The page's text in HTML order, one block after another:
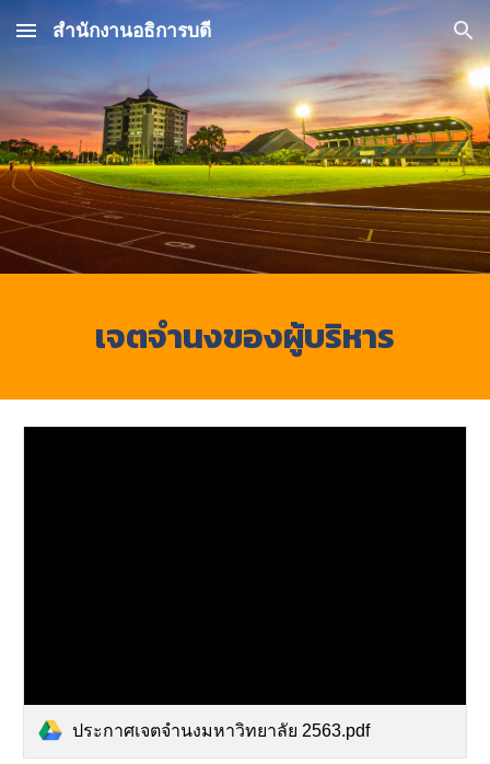
Skip to main content Skip to navigation
สำนักงานอธิการบดี
เจตจำนงของผู้บริหาร
ประกาศเจตจำนงมหาวิทยาลัย 2563.pdf